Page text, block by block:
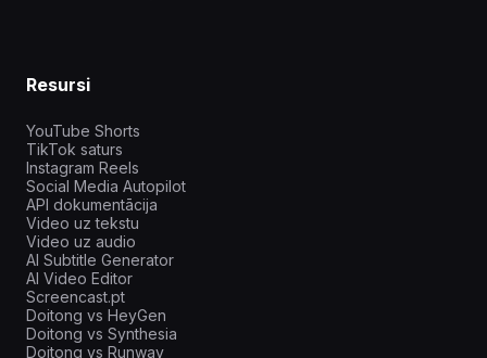
Resursi
YouTube Shorts
TikTok saturs
Instagram Reels
Social Media Autopilot
API dokumentācija
Video uz tekstu
Video uz audio
AI Subtitle Generator
AI Video Editor
Screencast.pt
Doitong vs HeyGen
Doitong vs Synthesia
Doitong vs Runway